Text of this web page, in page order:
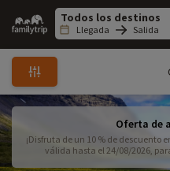
Family
trip
Llegada Salida
Oferta de
¡Disfruta de un 10 % de descuento
válida hasta el 24/08/2026,